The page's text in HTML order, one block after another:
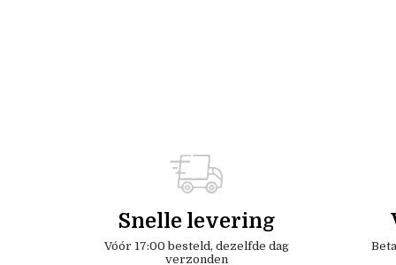
Snelle levering
Vóór 17:00 besteld, dezelfde dag
verzonden